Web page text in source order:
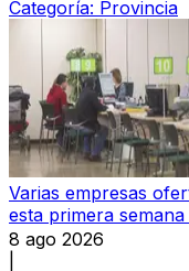
Categoría: Provincia
Varias empresas
esta primera
8 ago 2026